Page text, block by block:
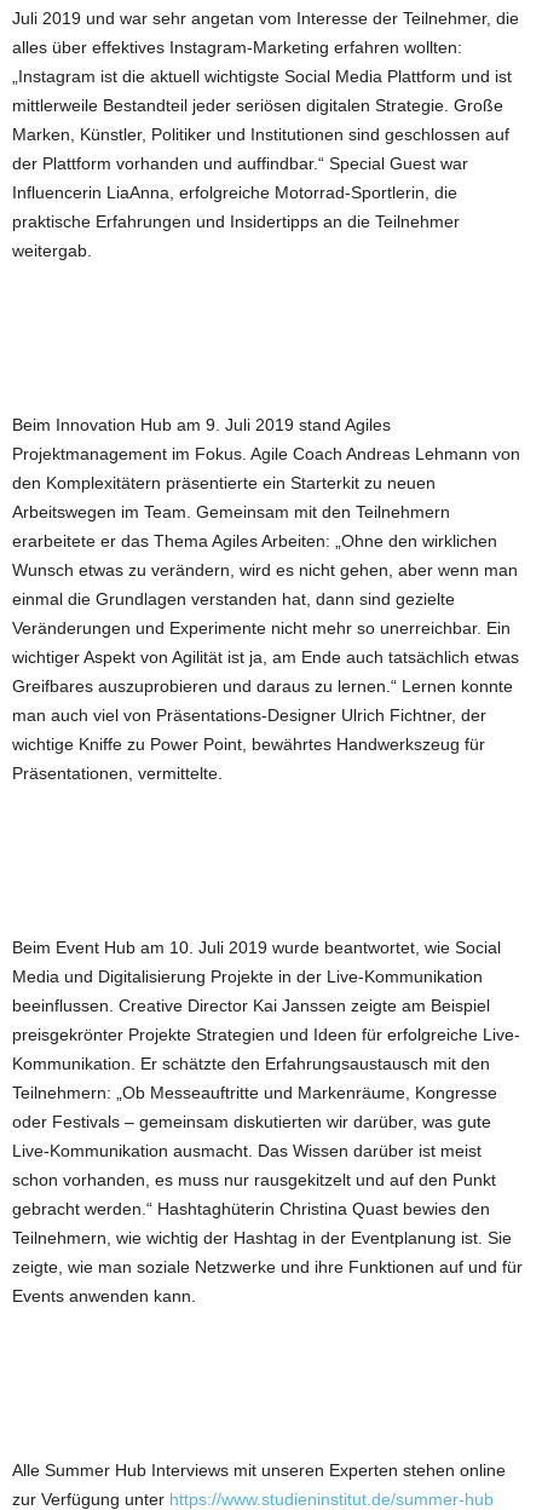
Juli 2019 und war sehr angetan vom Interesse der Teilnehmer, die
alles über effektives Instagram-Marketing erfahren wollten:
„Instagram ist die aktuell wichtigste Social Media Plattform und ist
mittlerweile Bestandteil jeder seriösen digitalen Strategie. Große
Marken, Künstler, Politiker und Institutionen sind geschlossen auf
der Plattform vorhanden und auffindbar.“ Special Guest war
Influencerin LiaAnna, erfolgreiche Motorrad-Sportlerin, die
praktische Erfahrungen und Insidertipps an die Teilnehmer
weitergab.
Beim Innovation Hub am 9. Juli 2019 stand Agiles
Projektmanagement im Fokus. Agile Coach Andreas Lehmann von
den Komplexitätern präsentierte ein Starterkit zu neuen
Arbeitswegen im Team. Gemeinsam mit den Teilnehmern
erarbeitete er das Thema Agiles Arbeiten: „Ohne den wirklichen
Wunsch etwas zu verändern, wird es nicht gehen, aber wenn man
einmal die Grundlagen verstanden hat, dann sind gezielte
Veränderungen und Experimente nicht mehr so unerreichbar. Ein
wichtiger Aspekt von Agilität ist ja, am Ende auch tatsächlich etwas
Greifbares auszuprobieren und daraus zu lernen.“ Lernen konnte
man auch viel von Präsentations-Designer Ulrich Fichtner, der
wichtige Kniffe zu Power Point, bewährtes Handwerkszeug für
Präsentationen, vermittelte.
Beim Event Hub am 10. Juli 2019 wurde beantwortet, wie Social
Media und Digitalisierung Projekte in der Live-Kommunikation
beeinflussen. Creative Director Kai Janssen zeigte am Beispiel
preisgekrönter Projekte Strategien und Ideen für erfolgreiche Live-
Kommunikation. Er schätzte den Erfahrungsaustausch mit den
Teilnehmern: „Ob Messeauftritte und Markenräume, Kongresse
oder Festivals – gemeinsam diskutierten wir darüber, was gute
Live-Kommunikation ausmacht. Das Wissen darüber ist meist
schon vorhanden, es muss nur rausgekitzelt und auf den Punkt
gebracht werden.“ Hashtaghüterin Christina Quast bewies den
Teilnehmern, wie wichtig der Hashtag in der Eventplanung ist. Sie
zeigte, wie man soziale Netzwerke und ihre Funktionen auf und für
Events anwenden kann.
Alle Summer Hub Interviews mit unseren Experten stehen online
zur Verfügung unter https://www.studieninstitut.de/summer-hub